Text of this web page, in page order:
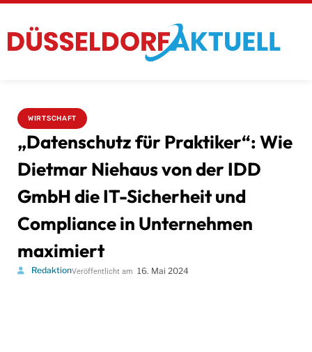
WIRTSCHAFT
„Datenschutz für Praktiker“: Wie
Dietmar Niehaus von der IDD
GmbH die IT-Sicherheit und
Compliance in Unternehmen
maximiert
RedaktionVeröffentlicht am 16. Mai 2024